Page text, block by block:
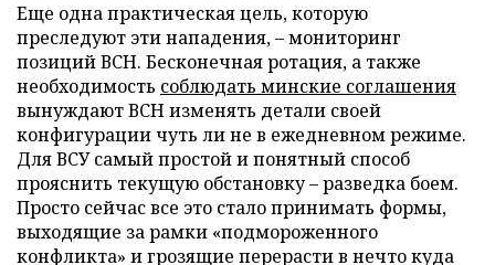
Еще одна практическая цель, которую
преследуют эти нападения, – мониторинг
позиций ВСН. Бесконечная ротация, а также
необходимость соблюдать минские соглашения
вынуждают ВСН изменять детали своей
конфигурации чуть ли не в ежедневном режиме.
Для ВСУ самый простой и понятный способ
прояснить текущую обстановку – разведка боем.
Просто сейчас все это стало принимать формы,
выходящие за рамки «подмороженного
конфликта» и грозящие перерасти в нечто куда